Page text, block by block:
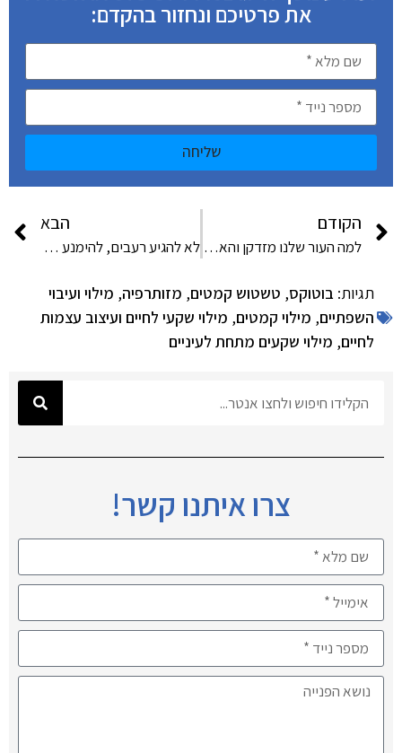
את פרטיכם ונחזור בהקדם:
שליחה
הקודם
למה העור שלנו מזדקן והאם ניתן למנוע זאת?
הבא
לא להגיע רעבים, להימנע מאוכל מטוגן ולשתות הרבה מים: כך תעברו את ארוחת החג בשלום
תגיות: בוטוקס, טשטוש קמטים, מזותרפיה, מילוי ועיבוי
השפתיים, מילוי קמטים, מילוי שקעי לחיים ועיצוב עצמות
לחיים, מילוי שקעים מתחת לעיניים
צרו איתנו קשר!